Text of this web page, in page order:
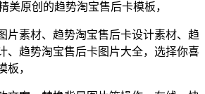
美原创的趋势淘宝售后卡模板，
片素材、 趋势淘宝售后卡设计素材、 趋
、 趋势淘宝售后卡图片大全，选择你喜
板，